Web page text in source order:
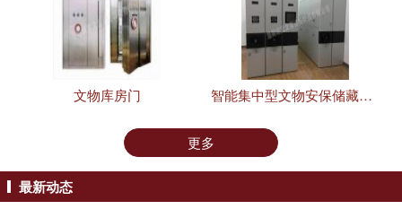
文物库房门 智能集中型文物安保储藏设施
更多
最新动态